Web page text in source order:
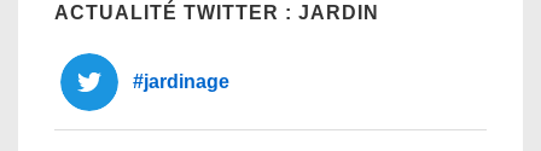
ACTUALITÉ TWITTER : JARDIN
#jardinage